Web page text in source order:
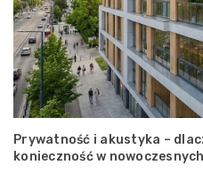
Prywatność i akustyka –
konieczność w